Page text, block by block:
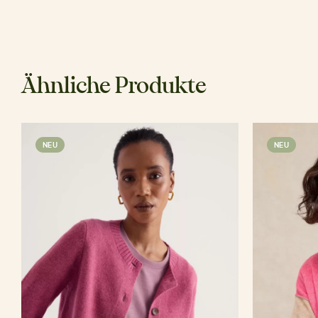
Ähnliche Produkte
NEU NEU